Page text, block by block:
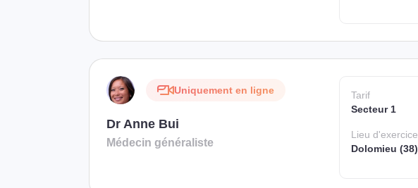
Uniquement en ligne
Dr Anne Bui
Médecin généraliste
Tarif
Secteur 1
Lieud'exercice
Dolomieu (38)